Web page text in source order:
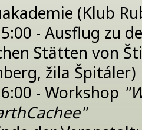
(Klub
- Ausflug zu
Stätten von
žila Špitáler)
- Workshop